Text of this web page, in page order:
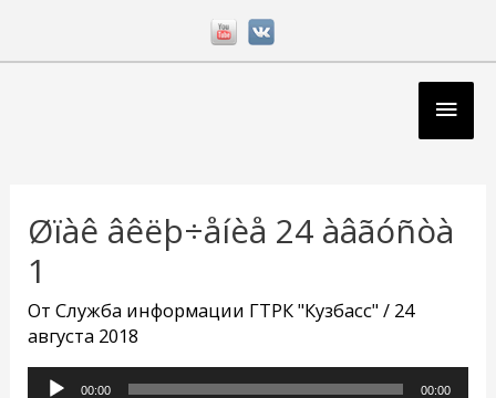
Øïàê âêëþ÷åíèå 24 àâãóñòà
1
ОтСлужба информации ГТРК "Кузбасс"/ 24
августа 2018
Аудиоплеер
00:00 00:00
записям